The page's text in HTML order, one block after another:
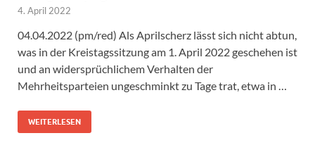
4. April 2022
04.04.2022 (pm/red) Als Aprilscherz lässt sich nicht abtun,
was in der Kreistagssitzung am 1. April 2022 geschehen ist
und an widersprüchlichem Verhalten der
Mehrheitsparteien ungeschminkt zu Tage trat, etwa in …
WEITERLESEN